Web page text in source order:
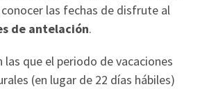
las fechas de disfrute al
de antelación.
las que el periodo de vacaciones
(en lugar de 22 días hábiles)